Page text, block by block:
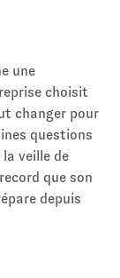
une
choisit
changer pour
questions
veille de
que son
depuis